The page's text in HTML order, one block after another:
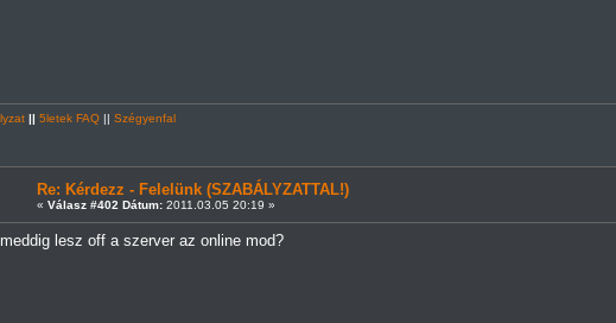
|| 5letek FAQ|| Szégyenfal
Re: Kérdezz - Felelünk (SZABÁLYZATTAL!)
« Válasz #402 Dátum:2011.03.05 20:19 »
lesz off a szerver az online mod?